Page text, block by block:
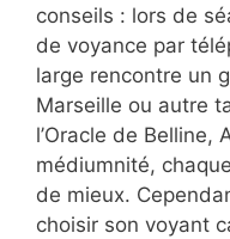
conseils : lors de
de voyance par
large rencontre un
Marseille ou autre
l’Oracle de Belline,
médiumnité,
de mieux.
choisir son voyant